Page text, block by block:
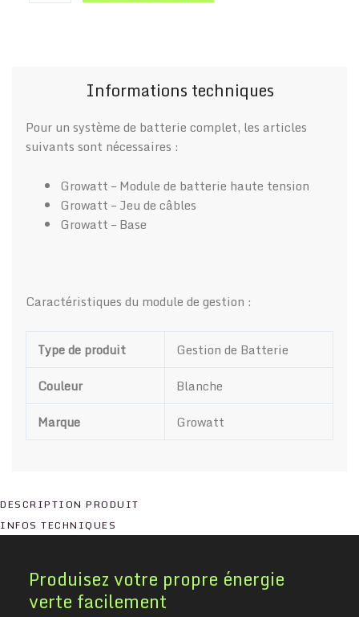
Informations techniques
Pour un système de batterie complet, les articles
suivants sont nécessaires :
Growatt – Module de batterie haute tension
Growatt – Jeu de câbles
Growatt – Base
Caractéristiques du module de gestion :
Type de produit
Gestion de Batterie
Couleur
Blanche
Marque
Growatt
DESCRIPTION PRODUIT
INFOS TECHNIQUES
Produisez votre propre énergie
verte facilement